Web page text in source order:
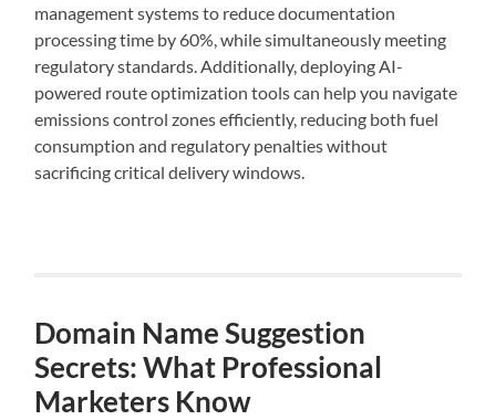
management systems to reduce documentation
processing time by 60%, while simultaneously meeting
regulatory standards. Additionally, deploying AI-
powered route optimization tools can help you navigate
emissions control zones efficiently, reducing both fuel
consumption and regulatory penalties without
sacrificing critical delivery windows.
Domain Name Suggestion
Secrets: What Professional
Marketers Know